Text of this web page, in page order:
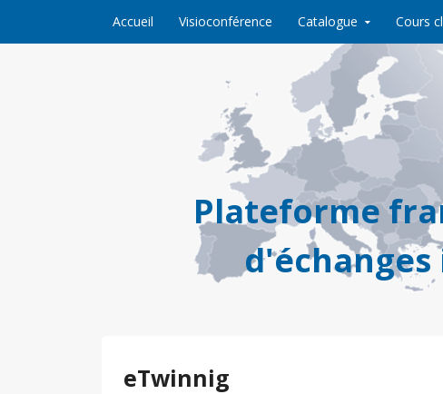
Accueil Visioconférence Catalogue Cours
Plateforme
eTwinnig